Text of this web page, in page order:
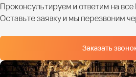
Проконсультируем и ответим на
Оставьте заявку и мы перезвоним
Заказать